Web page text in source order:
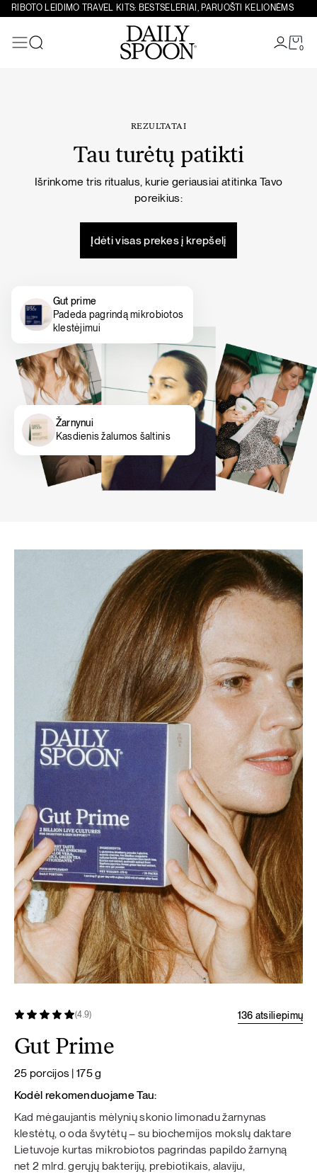
Eiti prie turinio
RIBOTO LEIDIMO TRAVEL KITS: BESTSELERIAI, PARUOŠTI KELIONĖMS
0
REZULTATAI
Tau turėtų patikti
Išrinkome tris ritualus, kurie geriausiai atitinka Tavo
poreikius:
Įdėti visas prekes į krepšelį
Gut prime
Padeda pagrindą mikrobiotos
klestėjimui
Žarnynui
Kasdienis žalumos šaltinis
(4.9) 136 atsiliepimų
Gut Prime
25 porcijos | 175 g
Kodėl rekomenduojame Tau:
Kad mėgaujantis mėlynių skonio limonadu žarnynas
klestėtų, o oda švytėtų – su biochemijos mokslų daktare
Lietuvoje kurtas mikrobiotos pagrindas papildo žarnyną
net 2 mlrd. gerųjų bakterijų, prebiotikais, alaviju,